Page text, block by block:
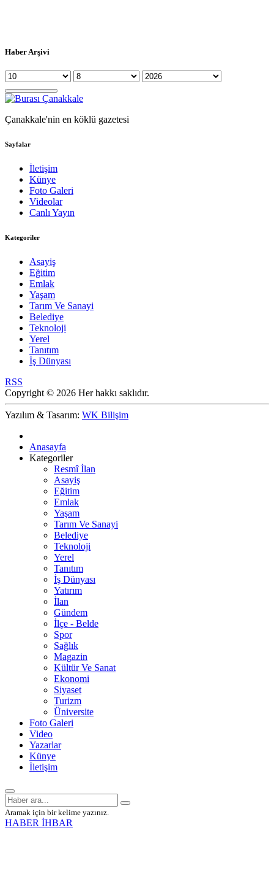
Haber Arşivi
Çanakkale'nin en köklü gazetesi
Sayfalar
İletişim
Künye
Foto Galeri
Videolar
Canlı Yayın
Kategoriler
Asayiş
Eğitim
Emlak
Yaşam
Tarım Ve Sanayi
Belediye
Teknoloji
Yerel
Tanıtım
İş Dünyası
RSS
Copyright © 2026 Her hakkı saklıdır.
Yazılım & Tasarım: WK Bilişim
Anasayfa
Kategoriler
Resmî İlan
Asayiş
Eğitim
Emlak
Yaşam
Tarım Ve Sanayi
Belediye
Teknoloji
Yerel
Tanıtım
İş Dünyası
Yatırım
İlan
Gündem
İlçe - Belde
Spor
Sağlık
Magazin
Kültür Ve Sanat
Ekonomi
Siyaset
Turizm
Üniversite
Foto Galeri
Video
Yazarlar
Künye
İletişim
Aramak için bir kelime yazınız.
HABER İHBAR